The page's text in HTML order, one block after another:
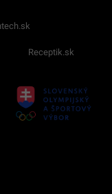
Receptik.sk